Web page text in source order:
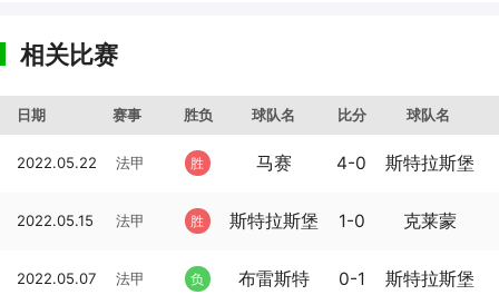
相关比赛
日期 赛事 胜负 球队名 比分 球队名
2022.05.22 法甲 胜 马赛 4-0 斯特拉斯堡
2022.05.15 法甲 胜 斯特拉斯堡 1-0 克莱蒙
2022.05.07 法甲 负 布雷斯特 0-1 斯特拉斯堡